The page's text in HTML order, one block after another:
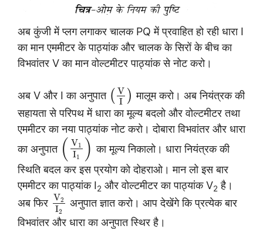
अब कुंजी में प्लग लगाकर चालक PQ में प्रवाहित हो रही धारा I
का मान एममीटर के पाठ्यांक और चालक के सिरों के बीच का
विभवांतर V का मान वोल्टमीटर पाठ्यांक से नोट करो।
अब V और I का अनुपात ( V
I ) मालूम करो। अब नियंत्रक की
सहायता से परिपथ में धारा का मूल्य बदलो और वोल्टमीटर तथा
एममीटर का नया पाठ्यांक नोट करो। दोबारा विभवांतर और धारा
का अनुपात ( V1
I1 ) का मूल्य निकालो। धारा नियंत्रक की
स्थिति बदल कर इस प्रयोग को दोहराओ। मान लो इस बार
एममीटर का पाठ्यांक I2 और वोल्टमीटर का पाठ्यांक V2 है।
अब फिर V2
I2
अनुपात ज्ञात करो। आप देखेंगे कि प्रत्येक बार
विभवांतर और धारा का अनुपात स्थिर है।